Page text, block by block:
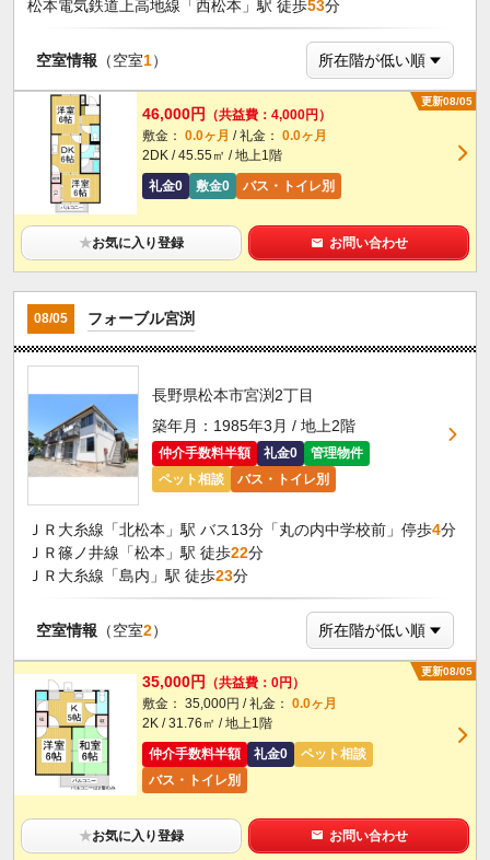
松本電気鉄道上高地線「西松本」駅 徒歩53分
空室情報 （空室1）
更新08/05
46,000円
（共益費：4,000円）
敷金： 0.0ヶ月 / 礼金： 0.0ヶ月
2DK / 45.55㎡ / 地上1階
礼金0
敷金0 バス・トイレ別
★お気に入り登録 お問い合わせ
08/05 フォーブル宮渕
長野県松本市宮渕2丁目
築年月：1985年3月 / 地上2階
仲介手数料半額 礼金0
管理物件
ペット相談
バス・トイレ別
ＪＲ大糸線「北松本」駅 バス13分「丸の内中学校前」停歩4分
ＪＲ篠ノ井線「松本」駅 徒歩22分
ＪＲ大糸線「島内」駅 徒歩23分
空室情報 （空室2）
更新08/05
35,000円
（共益費：0円）
敷金： 35,000円 / 礼金： 0.0ヶ月
2K / 31.76㎡ / 地上1階
仲介手数料半額
礼金0
ペット相談
バス・トイレ別
★お気に入り登録 お問い合わせ